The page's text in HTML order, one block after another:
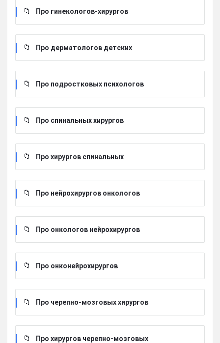
Про гинекологов-хирургов
Про дерматологов детских
Про подростковых психологов
Про спинальных хирургов
Про хирургов cпинальных
Про нейрохирургов онкологов
Про онкологов нейрохирургов
Про онконейрохирургов
Про черепно-мозговых хирургов
Про хирургов черепно-мозговых